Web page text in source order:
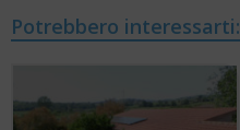
Potrebbero interessarti: